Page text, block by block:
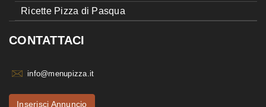
Ricette Pizza di Pasqua
CONTATTACI
info@menupizza.it
Inserisci Annuncio